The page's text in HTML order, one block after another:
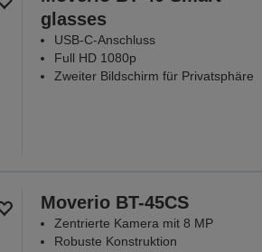
glasses
USB-C-Anschluss
Full HD 1080p
Zweiter Bildschirm für Privatsphäre
Moverio BT-45CS
Zentrierte Kamera mit 8 MP
Robuste Konstruktion